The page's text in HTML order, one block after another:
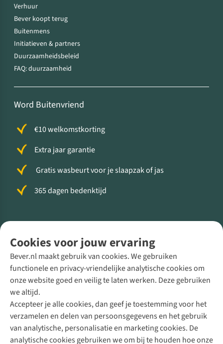
Cookies voor jouw ervaring
Bever.nl maakt gebruik van cookies. We gebruiken
functionele en privacy-vriendelijke analytische cookies om
onze website goed en veilig te laten werken. Deze gebruiken
we altijd.
Accepteer je alle cookies, dan geef je toestemming voor het
verzamelen en delen van persoonsgegevens en het gebruik
van analytische, personalisatie en marketing cookies. De
analytische cookies gebruiken we om bij te houden hoe onze
Verhuur
Bever koopt terug
Buitenmens
Initiatieven & partners
Duurzaamheidsbeleid
FAQ: duurzaamheid
Word Buitenvriend
€10 welkomstkorting
Extra jaar garantie
Gratis wasbeurt voor je slaapzak of jas
365 dagen bedenktijd
Direct advies van een Buitenexpert
+31 (0)85 888 50 88
+31 6 12 28 49 80
Contactformulier